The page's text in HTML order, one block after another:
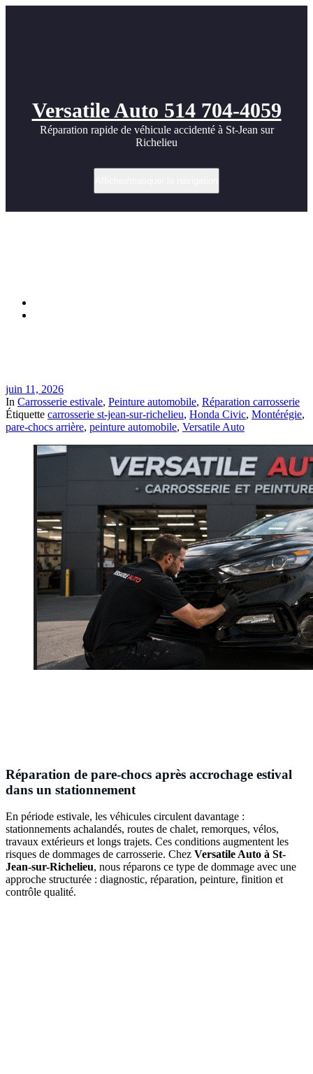
Versatile Auto 514 704-4059
Réparation rapide de véhicule accidenté à St-Jean sur
Richelieu
juin 11, 2026
In Carrosserie estivale, Peinture automobile, Réparation carrosserie
Étiquette carrosserie st-jean-sur-richelieu, Honda Civic, Montérégie,
pare-chocs arrière, peinture automobile, Versatile Auto
Réparation de pare-chocs après accrochage estival
dans un stationnement
En période estivale, les véhicules circulent davantage :
stationnements achalandés, routes de chalet, remorques, vélos,
travaux extérieurs et longs trajets. Ces conditions augmentent les
risques de dommages de carrosserie. Chez Versatile Auto à St-
Jean-sur-Richelieu, nous réparons ce type de dommage avec une
approche structurée : diagnostic, réparation, peinture, finition et
contrôle qualité.